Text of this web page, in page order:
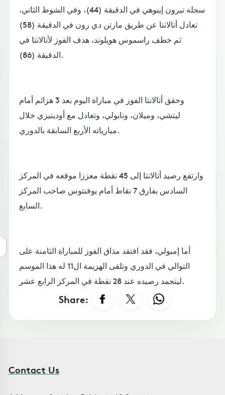
سجله تيرون إيبوهي في الدقيقة (44)، وفي الشوط الثاني،
تعادل أتالانتا عن طريق مارتن دي رون في الدقيقة (58)
ثم خطف راسموس هويلوند، هدف الفوز لأتالانتا في
الدقيقة (86).
وحقق أتالانتا الفوز في مباراة اليوم بعد 3 هزائم أمام
ليتشي، وميلان، ونابولي، وتعادل مع أودينيزي خلال
مبارياته الأربع السابقة بالدوري.
وارتفع رصيد أتالانتا إلى 45 نقطة معززا موقعه في المركز
السادس بفارق 7 نقاط أمام يوفنتوس صاحب المركز
السابع.
أما إمبولي، فقد افتقد مذاق الفوز للمباراة الثامنة على
التوالي في الدوري وتلقى الهزيمة ال11 له هذا الموسم
ليتجمد رصيده عند 28 نقطة في المركز الرابع عشر.
Share:
Contact Us